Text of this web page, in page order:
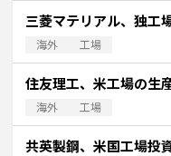
三菱マテリアル、独工
海外 工場
住友理工、米工場の生
海外 工場
共英製鋼、米国工場投